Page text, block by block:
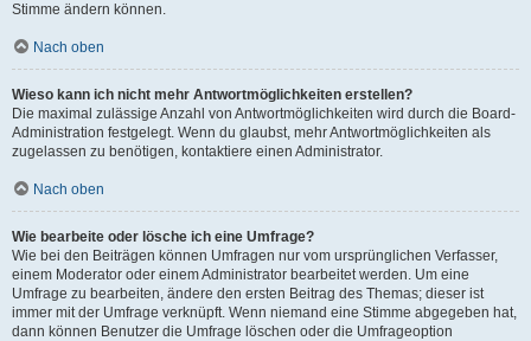
Stimme ändern können.
Nach oben
Wieso kann ich nicht mehr Antwortmöglichkeiten erstellen?
Die maximal zulässige Anzahl von Antwortmöglichkeiten wird durch die Board-
Administration festgelegt. Wenn du glaubst, mehr Antwortmöglichkeiten als
zugelassen zu benötigen, kontaktiere einen Administrator.
Nach oben
Wie bearbeite oder lösche ich eine Umfrage?
Wie bei den Beiträgen können Umfragen nur vom ursprünglichen Verfasser,
einem Moderator oder einem Administrator bearbeitet werden. Um eine
Umfrage zu bearbeiten, ändere den ersten Beitrag des Themas; dieser ist
immer mit der Umfrage verknüpft. Wenn niemand eine Stimme abgegeben hat,
dann können Benutzer die Umfrage löschen oder die Umfrageoption